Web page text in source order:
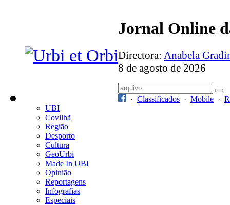
Jornal Online
Directora: Anabela
8 de agosto de 2026
· Classificados · Mobile ·
UBI
Covilhã
Região
Desporto
Cultura
GeoUrbi
Made In UBI
Opinião
Reportagens
Infografias
Especiais